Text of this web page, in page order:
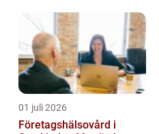
01 juli 2026
Företagshälsovård i